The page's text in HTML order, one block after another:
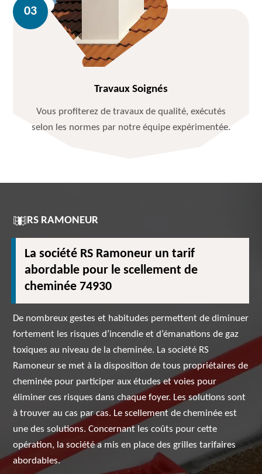
Travaux Soignés
Vous profiterez de travaux de qualité, exécutés
selon les normes par notre équipe expérimentée.
RS RAMONEUR
La société RS Ramoneur un tarif
abordable pour le scellement de
cheminée 74930
De nombreux gestes et habitudes permettent de diminuer
fortement les risques d’incendie et d’émanations de gaz
toxiques au niveau de la cheminée. La société RS
Ramoneur se met à la disposition de tous propriétaires de
cheminée pour participer aux études et voies pour
éliminer ces risques dans chaque foyer. Les solutions sont
à trouver au cas par cas. Le scellement de cheminée est
une des solutions. Concernant les coûts pour cette
opération, la société a mis en place des grilles tarifaires
abordables.